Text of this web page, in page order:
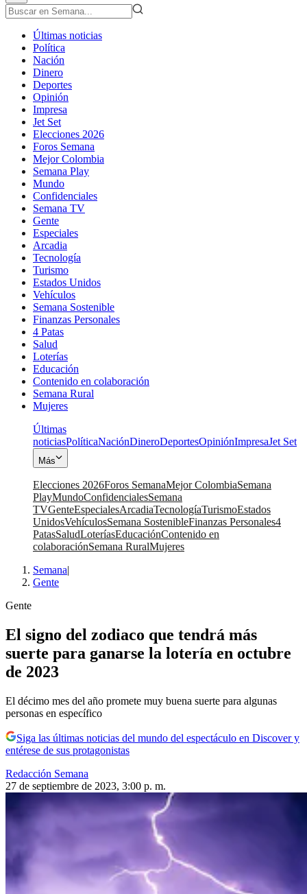
Últimas noticias
Política
Nación
Dinero
Deportes
Opinión
Impresa
Jet Set
Elecciones 2026
Foros Semana
Mejor Colombia
Semana Play
Mundo
Confidenciales
Semana TV
Gente
Especiales
Arcadia
Tecnología
Turismo
Estados Unidos
Vehículos
Semana Sostenible
Finanzas Personales
4 Patas
Salud
Loterías
Educación
Contenido en colaboración
Semana Rural
Mujeres
Últimas
noticiasPolíticaNaciónDineroDeportesOpiniónImpresaJet Set
Más
Elecciones 2026Foros SemanaMejor ColombiaSemana
PlayMundoConfidencialesSemana
TVGenteEspecialesArcadiaTecnologíaTurismoEstados
UnidosVehículosSemana SostenibleFinanzas Personales4
PatasSaludLoteríasEducaciónContenido en
colaboraciónSemana RuralMujeres
Semana|
Gente
Gente
El signo del zodiaco que tendrá más
suerte para ganarse la lotería en octubre
de 2023
El décimo mes del año promete muy buena suerte para algunas
personas en específico
Siga las últimas noticias del mundo del espectáculo en Discover y
entérese de sus protagonistas
Redacción Semana
27 de septiembre de 2023, 3:00 p. m.